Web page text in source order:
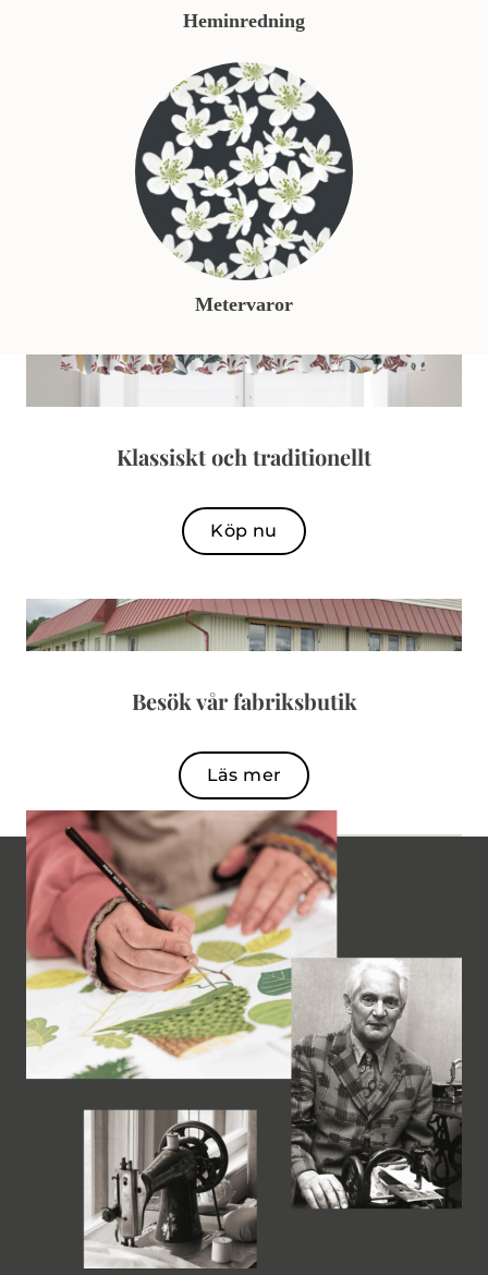
Heminredning
Metervaror
Klassiskt och traditionellt
Köp nu
Besök vår fabriksbutik
Läs mer